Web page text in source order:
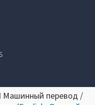
Машинный перевод /